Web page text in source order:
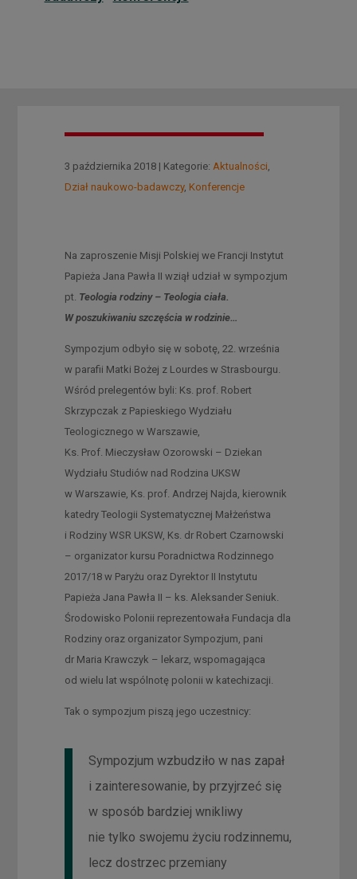
3 października 2018 | Kategorie: Aktualności
Dział naukowo-badawczy, Konferencje
Na zaproszenie Misji Polskiej we Francji Instytut
Papieża Jana Pawła II wziął udział w sympozjum
pt. Teologia rodziny – Teologia ciała.
W poszukiwaniu szczęścia w rodzinie…
Sympozjum odbyło się w sobotę, 22. września
w parafii Matki Bożej z Lourdes w Strasbourgu.
Wśród prelegentów byli: Ks. prof. Robert
Skrzypczak z Papieskiego Wydziału
Teologicznego w Warszawie,
Ks. Prof. Mieczysław Ozorowski – Dziekan
Wydziału Studiów nad Rodzina UKSW
w Warszawie, Ks. prof. Andrzej Najda, kierownik
katedry Teologii Systematycznej Małżeństwa
i Rodziny WSR UKSW, Ks. dr Robert Czarnowski
– organizator kursu Poradnictwa Rodzinnego
2017/18 w Paryżu oraz Dyrektor II Instytutu
Papieża Jana Pawła II – ks. Aleksander Seniuk.
Środowisko Polonii reprezentowała Fundacja dla
Rodziny oraz organizator Sympozjum, pani
dr Maria Krawczyk – lekarz, wspomagająca
od wielu lat wspólnotę polonii w katechizacji.
Tak o sympozjum piszą jego uczestnicy:
Sympozjum wzbudziło w nas zapał
i zainteresowanie, by przyjrzeć się
w sposób bardziej wnikliwy
nie tylko swojemu życiu rodzinnemu,
lecz dostrzec przemiany